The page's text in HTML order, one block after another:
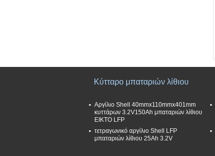
Κύτταρο μπαταριών λίθιου
Αργίλιο Shell 40mmx110mmx401mm
κυττάρων 3.2V150Ah μπαταριών λίθιου
EIKTO LFP
τετραγωνικό αργίλιο Shell LFP
μπαταριών λίθιου 25Ah 3.2V